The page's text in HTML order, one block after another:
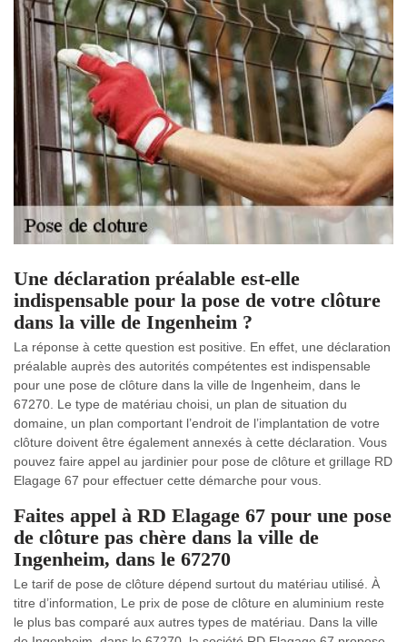
Une déclaration préalable est-elle
indispensable pour la pose de votre clôture
dans la ville de Ingenheim ?
La réponse à cette question est positive. En effet, une déclaration
préalable auprès des autorités compétentes est indispensable
pour une pose de clôture dans la ville de Ingenheim, dans le
67270. Le type de matériau choisi, un plan de situation du
domaine, un plan comportant l’endroit de l’implantation de votre
clôture doivent être également annexés à cette déclaration. Vous
pouvez faire appel au jardinier pour pose de clôture et grillage RD
Elagage 67 pour effectuer cette démarche pour vous.
Faites appel à RD Elagage 67 pour une pose
de clôture pas chère dans la ville de
Ingenheim, dans le 67270
Le tarif de pose de clôture dépend surtout du matériau utilisé. À
titre d’information, Le prix de pose de clôture en aluminium reste
le plus bas comparé aux autres types de matériau. Dans la ville